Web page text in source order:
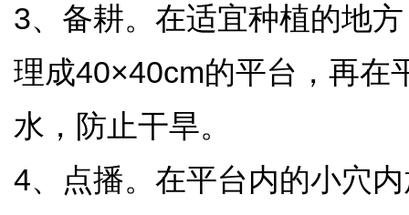
3、备耕。在适宜种植的地
理成40×40cm的平台，再在
水，防止干旱。
4、点播。在平台内的小穴